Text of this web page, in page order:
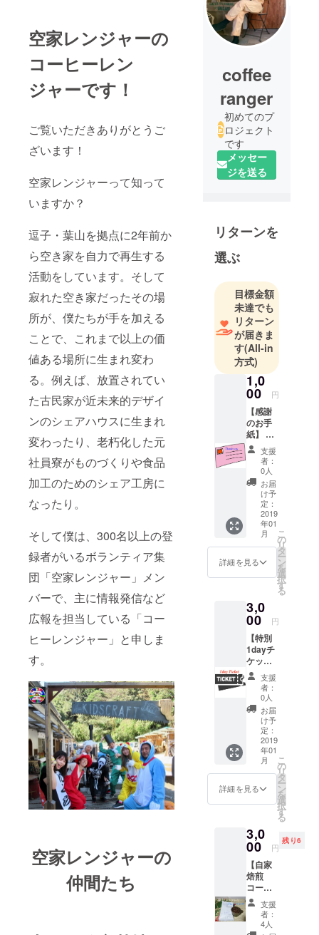
空家レンジャーの
コーヒーレン
ジャーです！
ご覧いただきありがとうご
ざいます！
空家レンジャーって知って
いますか？
逗子・葉山を拠点に2年前か
ら空き家を自力で再生する
活動をしています。そして
寂れた空き家だったその場
所が、僕たちが手を加える
ことで、これまで以上の価
値ある場所に生まれ変わ
る。例えば、放置されてい
た古民家が近未来的デザイ
ンのシェアハウスに生まれ
変わったり、老朽化した元
社員寮がものづくりや食品
加工のためのシェア工房に
なったり。
そして僕は、300名以上の登
録者がいるボランティア集
団「空家レンジャー」メン
バーで、主に情報発信など
広報を担当している「コー
ヒーレンジャー」と申しま
す。
空家レンジャーの
仲間たち
coffee
ranger
初めてのプ
ロジェクト
です
メッセー
ジを送る
リターンを
選ぶ
目標金額
未達でも
リターン
が届きま
す(All-in
方式)
1,0
00 円
【感謝
のお手
紙】 ご
支援に
対する
感謝の
思いを
込め
て、直
筆のお
手紙を
お送り
しま
す。
支援
者：
0人
お届
け予
定：
2019
年01
月
詳細を見る
こ
の
リ
タ
ー
ン
を
選
択
す
る
3,0
00 円
【特別
1dayチ
ケッ
ト】
MANG
A図書館
会員
ルーム
の1日利
用券
（有効
期間
2019年
1月〜9
月）、
来館時
リンク
サービ
ス 支援
感謝の
直筆お
手紙
支援
者：
0人
お届
け予
定：
2019
年01
月
詳細を見る
こ
の
リ
タ
ー
ン
を
選
択
す
る
3,0
00 円
残り6
【自家
焙煎
コー
ヒー豆
200g】
コー
支援
者：
4人